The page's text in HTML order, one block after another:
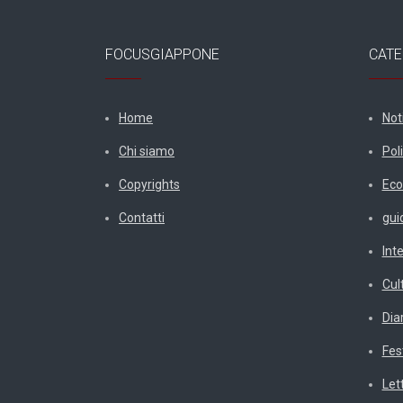
FOCUSGIAPPONE
Home
Chi siamo
Copyrights
Contatti